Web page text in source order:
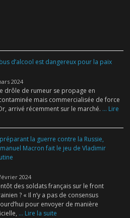
d’alcool est dangereux pour la paix
2024
drôle de rumeur se propage en
mais commercialisée de force
arrivé récemment sur le marché. ... Lire
la guerre contre la Russie,
Macron fait le jeu de Vladimir
2024
des soldats français sur le front
? « Il n’y a pas de consensus
pour envoyer de manière
... Lire la suite